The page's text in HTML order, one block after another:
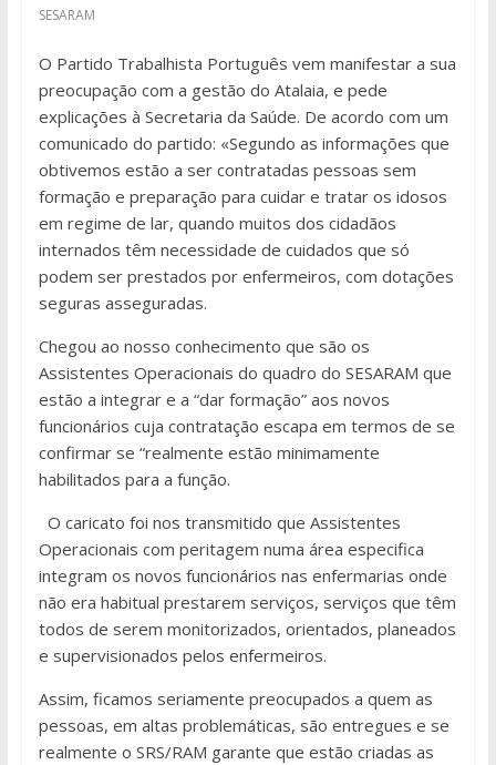
SESARAM
O Partido Trabalhista Português vem manifestar a sua
preocupação com a gestão do Atalaia, e pede
explicações à Secretaria da Saúde. De acordo com um
comunicado do partido: «Segundo as informações que
obtivemos estão a ser contratadas pessoas sem
formação e preparação para cuidar e tratar os idosos
em regime de lar, quando muitos dos cidadãos
internados têm necessidade de cuidados que só
podem ser prestados por enfermeiros, com dotações
seguras asseguradas.
Chegou ao nosso conhecimento que são os
Assistentes Operacionais do quadro do SESARAM que
estão a integrar e a “dar formação” aos novos
funcionários cuja contratação escapa em termos de se
confirmar se “realmente estão minimamente
habilitados para a função.
O caricato foi nos transmitido que Assistentes
Operacionais com peritagem numa área especifica
integram os novos funcionários nas enfermarias onde
não era habitual prestarem serviços, serviços que têm
todos de serem monitorizados, orientados, planeados
e supervisionados pelos enfermeiros.
Assim, ficamos seriamente preocupados a quem as
pessoas, em altas problemáticas, são entregues e se
realmente o SRS/RAM garante que estão criadas as